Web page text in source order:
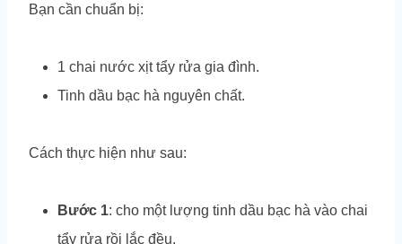
Bạn cần chuẩn bị:
1 chai nước xịt tẩy rửa gia đình.
Tinh dầu bạc hà nguyên chất.
Cách thực hiện như sau:
Bước 1: cho một lượng tinh dầu bạc hà vào chai
tẩy rửa rồi lắc đều.